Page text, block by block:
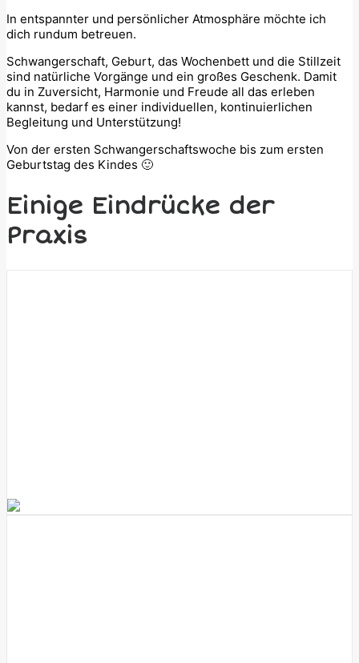
In entspannter und persönlicher Atmosphäre möchte ich
dich rundum betreuen.
Schwangerschaft, Geburt, das Wochenbett und die Stillzeit
sind natürliche Vorgänge und ein großes Geschenk. Damit
du in Zuversicht, Harmonie und Freude all das erleben
kannst, bedarf es einer individuellen, kontinuierlichen
Begleitung und Unterstützung!
Von der ersten Schwangerschaftswoche bis zum ersten
Geburtstag des Kindes 🙂
Einige Eindrücke der
Praxis